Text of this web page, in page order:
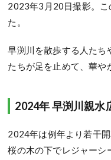
2023年3月20日撮影。こ
た。
早渕川を散歩する人たち
たちが足を止めて、華や
2024年 早渕川親水
2024年は例年より若干
桜の木の下でレジャーシ